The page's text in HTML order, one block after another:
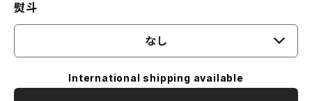
熨斗
なし
International shipping available